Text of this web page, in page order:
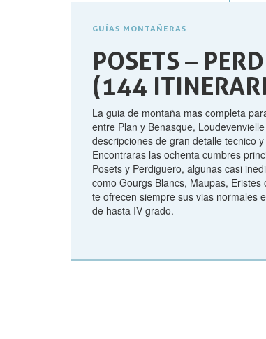
GUÍAS MONTAÑERAS
POSETS –
(144
La guia de montaña mas completa
entre Plan y Benasque,
descripciones de gran detalle tecnico
Encontraras las ochenta cumbres
Posets y Perdiguero, algunas casi
como Gourgs Blancs, Maupas, Eristes
te ofrecen siempre sus vias normales
de hasta IV grado.